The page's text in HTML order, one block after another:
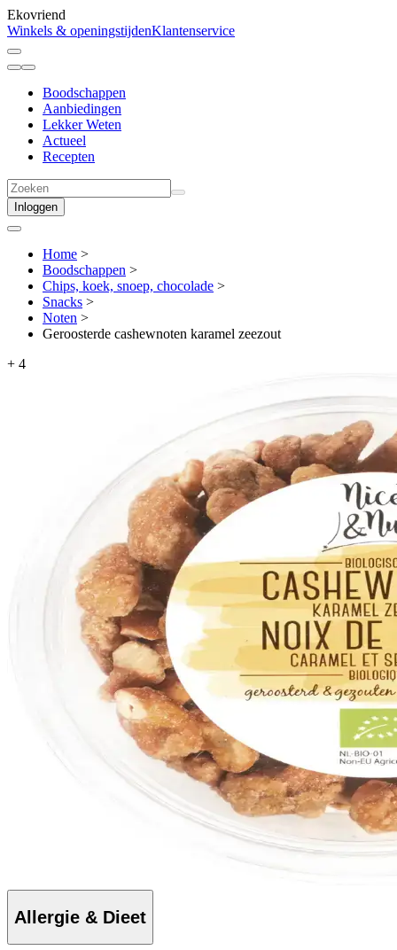
Ekovriend
Winkels & openingstijdenKlantenservice
Boodschappen
Aanbiedingen
Lekker Weten
Actueel
Recepten
Inloggen
Home >
Boodschappen >
Chips, koek, snoep, chocolade >
Snacks >
Noten >
Geroosterde cashewnoten karamel zeezout
+ 4
Allergie & Dieet